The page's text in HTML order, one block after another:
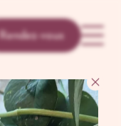
Rendez-vous